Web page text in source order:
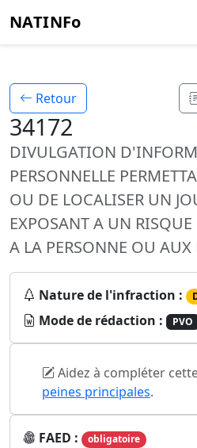
NATINFo
Retour
34172
DIVULGATION
PERSONNELLE
OU DE LOCALISER UN
EXPOSANT A UN
A LA PERSONNE OU AUX
Nature de l'infraction :
Mode de rédaction : PVO
Aidez à compléter
peines principales.
FAED : obligatoire